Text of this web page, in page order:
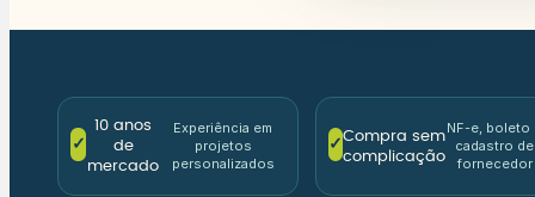
✓
10 anos
de
mercado
Experiência em
projetos
personalizados
✓Compra sem
complicação
NF-e, boleto
cadastro de
fornecedor